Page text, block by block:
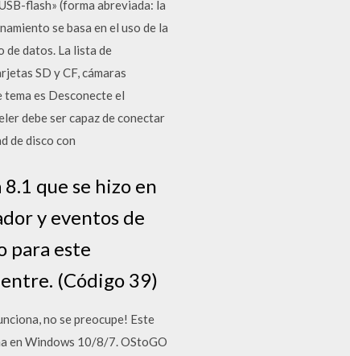
flash» (forma abreviada: la
se basa en el uso de la
de datos. La lista de
SD y CF, cámaras
es Desconecte el
debe ser capaz de conectar
de disco con
que se hizo en
y eventos de
para este
(Código 39)
no se preocupe! Este
en Windows 10/8/7. OStoGO